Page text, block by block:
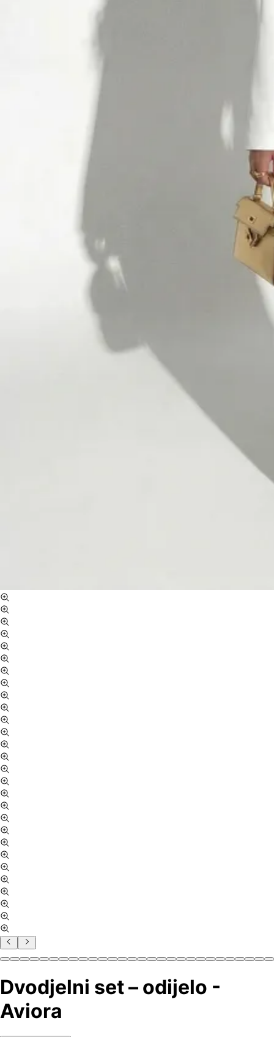
Dvodjelni set – odijelo -
Aviora